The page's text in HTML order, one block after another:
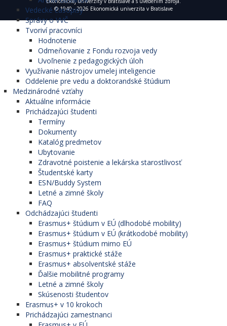
Vedecké časopisy
Správy o VVČ
Tvoriví pracovníci
Hodnotenie
Odmeňovanie z Fondu rozvoja vedy
Uvoľnenie z pedagogických úloh
Využívanie nástrojov umelej inteligencie
Oddelenie pre vedu a doktorandské štúdium
Medzinárodné vzťahy
Aktuálne informácie
Prichádzajúci študenti
Termíny
Dokumenty
Katalóg predmetov
Ubytovanie
Zdravotné poistenie a lekárska starostlivosť
Študentské karty
ESN/Buddy System
Letné a zimné školy
FAQ
Odchádzajúci študenti
Erasmus+ štúdium v EÚ (dlhodobé mobility)
Erasmus+ štúdium v EÚ (krátkodobé mobility)
Erasmus+ štúdium mimo EÚ
Erasmus+ praktické stáže
Erasmus+ absolventské stáže
Ďalšie mobilitné programy
Letné a zimné školy
Skúsenosti študentov
Erasmus+ v 10 krokoch
Prichádzajúci zamestnanci
© 1940 - 2026 Ekonomická univerzita v Bratislave